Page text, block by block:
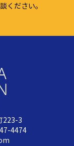
ください。
223-3
4474